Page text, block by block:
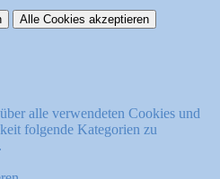
Alle Cookies akzeptieren
alle verwendeten Cookies und
folgende Kategorien zu